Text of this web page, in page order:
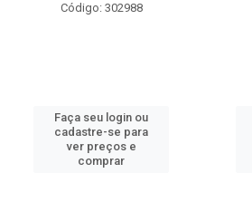
Código: 302988
Faça seu login ou
cadastre-se para
ver preços e
comprar